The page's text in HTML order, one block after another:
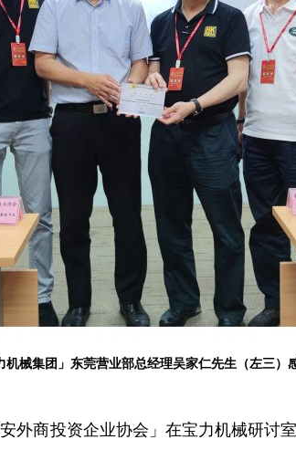
械集团」东莞营业部总经理吴家仁先生（左三）
外商投资企业协会」在宝力机械研讨